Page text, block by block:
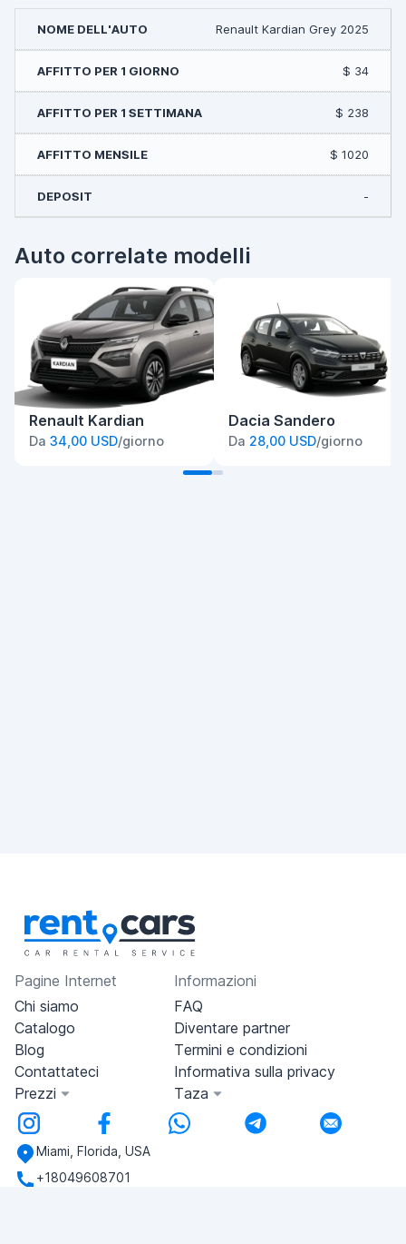
Renault Kardian Grey 2025
$ 34
$ 238
$ 1020
-
Auto correlate modelli
Renault Kardian
Da 34,00 USD/giorno
Dacia Sandero
Da 28,00 USD/giorno
Pagine Internet
Chi siamo
Catalogo
Blog
Contattateci
Prezzi
Informazioni
FAQ
Diventare partner
Termini e condizioni
Informativa sulla privacy
Taza
Miami, Florida, USA
+18049608701